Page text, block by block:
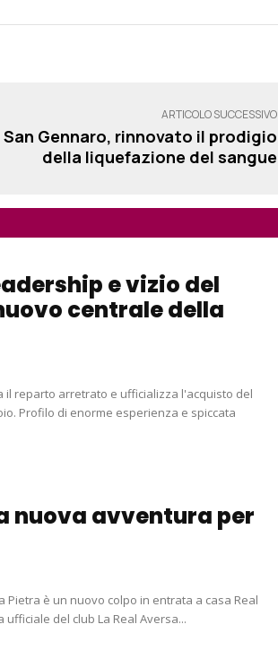
ARTICOLO SUCCESSIVO
San Gennaro, rinnovato il prodigio
della liquefazione del sangue
e vizio del
centrale della
il reparto arretrato e ufficializza l'acquisto del
Profilo di enorme esperienza e spiccata
nuova avventura per
Pietra è un nuovo colpo in entrata a casa Real
Aversa. Il comunicato stampa ufficiale del club La Real Aversa...